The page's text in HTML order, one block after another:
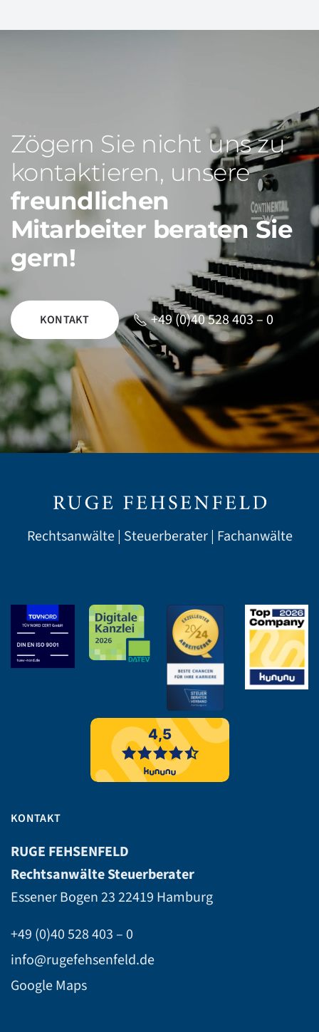
Zögern Sie nicht uns zu
kontaktieren, unsere
freundlichen
Mitarbeiter beraten Sie
gern!
KONTAKT +49 (0)40 528 403 – 0
Rechtsanwälte | Steuerberater | Fachanwälte
KONTAKT
RUGE FEHSENFELD
Rechtsanwälte Steuerberater
Essener Bogen 2322419 Hamburg
+49 (0)40 528 403 – 0
info@rugefehsenfeld.de
Google Maps